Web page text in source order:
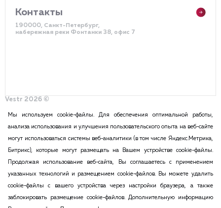
Контакты
190000, Санкт-Петербург,
набережная реки Фонтанки 38, офис 7
Vestr 2026 ©
Разработка сайта – DDQ
2015-2026 Vestr – КОММЕРЧЕСКАЯ НЕДВИЖИМОСТЬ В САНКТ
ПЕТЕРБУРГЕ И ЛЕНИНГРАДСКОЙ ОБЛАСТИ
ПОЛИТИКА КОНФИДЕНЦИАЛЬНОСТИ
Вся информация, размещенная на данном сайте, ни при каких
обстоятельствах не может признаваться публичной офертой в соответствии
с п.2 ст.437 Гражданского кодекса РФ. Копирование и воспроизведение
Мы используем cookie-файлы. Для обеспечения оптимальной работы,
анализа использования и улучшения пользовательского опыта на веб-сайте
могут использоваться системы веб-аналитики (в том числе Яндекс.Метрика,
Битрикс), которые могут размещать на Вашем устройстве cookie-файлы.
Продолжая использование веб-сайта, Вы соглашаетесь с применением
указанных технологий и размещением cookie-файлов. Вы можете удалить
cookie-файлы с вашего устройства через настройки браузера, а также
заблокировать размещение cookie-файлов. Дополнительную информацию